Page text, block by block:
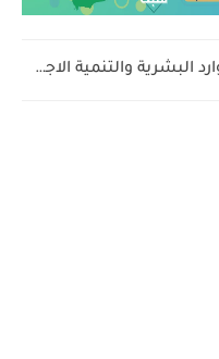
معالي وزير الموارد البشرية والتنمية الاجتماعية يشيد بطموح الشباب السعودي...